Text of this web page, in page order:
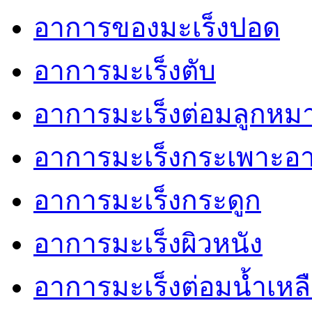
อาการของมะเร็งปอด
อาการมะเร็งตับ
อาการมะเร็งต่อมลูกหม
อาการมะเร็งกระเพาะอ
อาการมะเร็งกระดูก
อาการมะเร็งผิวหนัง
อาการมะเร็งต่อมน้ำเห